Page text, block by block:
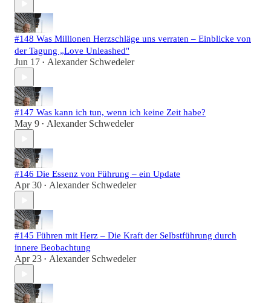
#148 Was Millionen Herzschläge uns verraten – Einblicke von
der Tagung „Love Unleashed"
Jun 17 • Alexander Schwedeler
#147 Was kann ich tun, wenn ich keine Zeit habe?
May 9 • Alexander Schwedeler
#146 Die Essenz von Führung – ein Update
Apr 30 • Alexander Schwedeler
#145 Führen mit Herz – Die Kraft der Selbstführung durch
innere Beobachtung
Apr 23 • Alexander Schwedeler